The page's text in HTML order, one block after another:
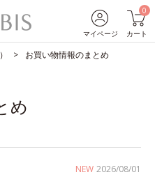
マイページ
0
カート
お買い物情報のまとめ
め
NEW 2026/08/01